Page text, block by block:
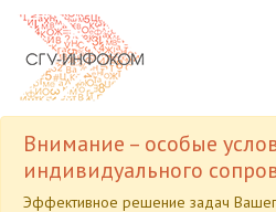
Внимание – особые
индивидуального
Эффективное решение задач